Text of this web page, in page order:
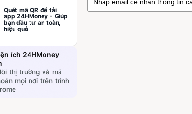
Quét mã QR để tải
app 24HMoney - Giúp
bạn đầu tư an toàn,
hiệu quả
ích 24HMoney
thị trường và mã
mọi nơi trên trình